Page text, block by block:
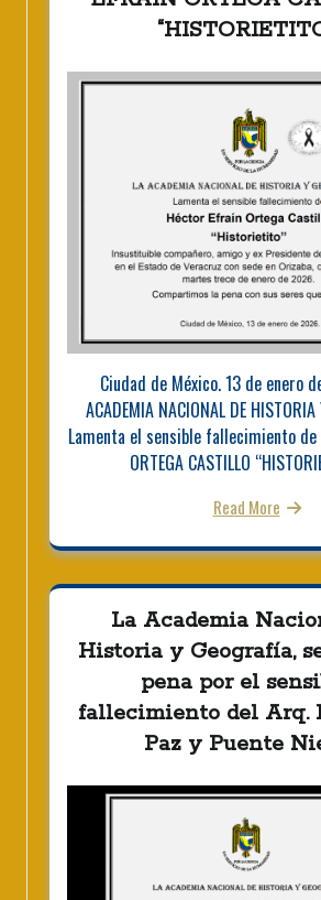
Ciudad de México. 13 de enero
ACADEMIA NACIONAL DE HISTORIA
Lamenta el sensible fallecimiento de
ORTEGA CASTILLO
Read More
La Academia
Historia y Geografía,
pena por el
fallecimiento del Arq.
Paz y Puente